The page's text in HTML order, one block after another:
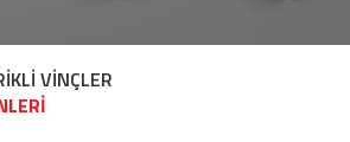
VİNÇLER